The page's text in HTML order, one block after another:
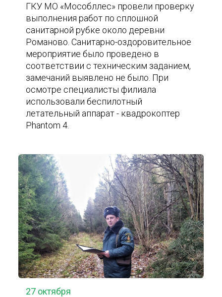
ГКУ МО «Мособллес» провели проверку
выполнения работ по сплошной
санитарной рубке около деревни
Романово. Санитарно-оздоровительное
мероприятие было проведено в
соответствии с техническим заданием,
замечаний выявлено не было. При
осмотре специалисты филиала
использовали беспилотный
летательный аппарат - квадрокоптер
Phantom 4.
27 октября